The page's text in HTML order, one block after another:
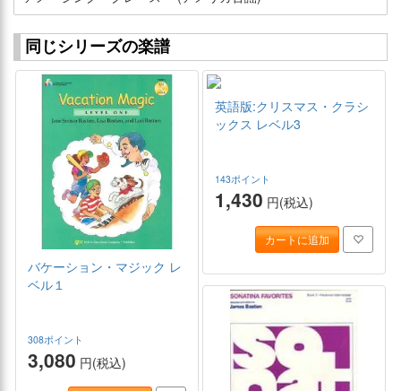
同じシリーズの楽譜
バケーション・マジック レ
ベル１
308ポイント
3,080 円(税込)
英語版:クリスマス・クラシ
ックス レベル3
143ポイント
1,430 円(税込)
カートに追加